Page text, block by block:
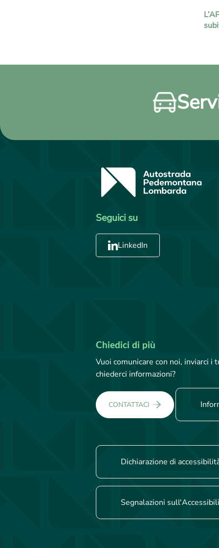
Seguici su
LinkedIn
Chiedici di più
Vuoi comunicare con noi, inviarci
chiederci informazioni?
CONTATTACI
Dichiarazione di
Segnalazioni